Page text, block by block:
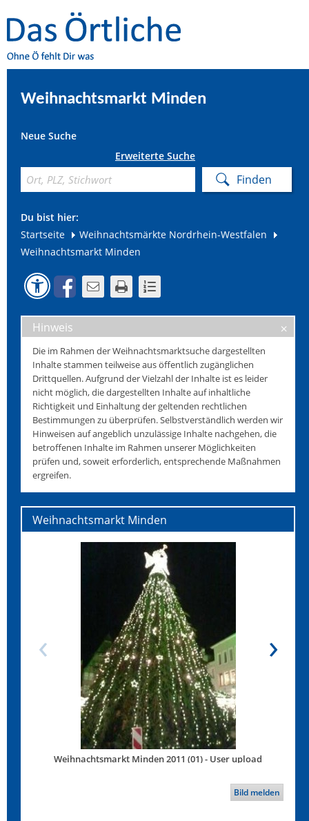
Weihnachtsmarkt Minden
Neue Suche
Erweiterte Suche
Du bist hier:
Startseite
Weihnachtsmärkte Nordrhein-Westfalen
Weihnachtsmarkt Minden
Hinweis
Die im Rahmen der Weihnachtsmarktsuche dargestellten
Inhalte stammen teilweise aus öffentlich zugänglichen
Drittquellen. Aufgrund der Vielzahl der Inhalte ist es leider
nicht möglich, die dargestellten Inhalte auf inhaltliche
Richtigkeit und Einhaltung der geltenden rechtlichen
Bestimmungen zu überprüfen. Selbstverständlich werden wir
Hinweisen auf angeblich unzulässige Inhalte nachgehen, die
betroffenen Inhalte im Rahmen unserer Möglichkeiten
prüfen und, soweit erforderlich, entsprechende Maßnahmen
ergreifen.
Weihnachtsmarkt Minden
Weihnachtsmarkt Minden 2011 (01) - User upload
Bild melden